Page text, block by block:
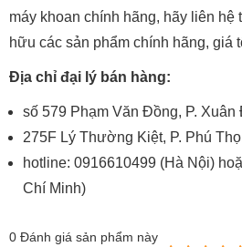
máy khoan chính hãng, hãy liên
hữu các sản phẩm chính hãng, giá
Địa chỉ đại lý bán hàng:
số 579 Phạm Văn Đồng, P.
275F Lý Thường Kiệt, P. Phú
hotline: 0916610499 (Hà Nội)
Chí Minh)
0 Đánh giá sản phẩm này